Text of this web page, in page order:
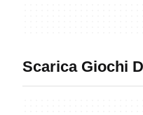
Scarica Giochi